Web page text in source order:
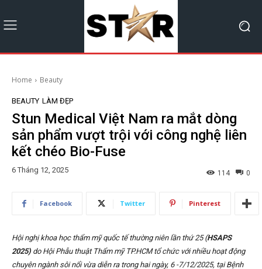
Home Beauty
BEAUTY LÀM ĐẸP
Stun Medical Việt Nam ra mắt dòng
sản phẩm vượt trội với công nghệ liên
kết chéo Bio-Fuse
6 Tháng 12, 2025 0
114
Facebook Twitter Pinterest
Hội nghị khoa học thẩm mỹ quốc tế thường niên lần thứ 25 (HSAPS
2025) do Hội Phẫu thuật Thẩm mỹ TP.HCM tổ chức với nhiều hoạt động
chuyên ngành sôi nổi vừa diễn ra trong hai ngày, 6 -7/12/2025, tại Bệnh